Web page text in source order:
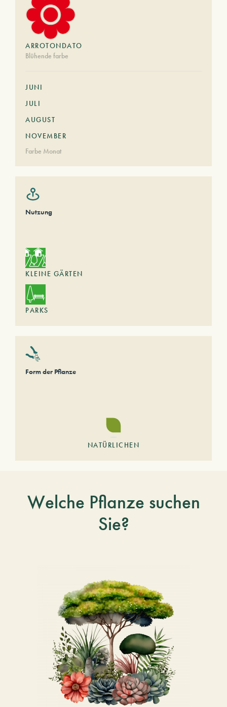
ARROTONDATO
Blühende farbe
JUNI
JULI
AUGUST
NOVEMBER
Farbe Monat
Nutzung
KLEINE GÄRTEN
PARKS
Form der Pflanze
NATÜRLICHEN
Welche Pflanze suchen
Sie?